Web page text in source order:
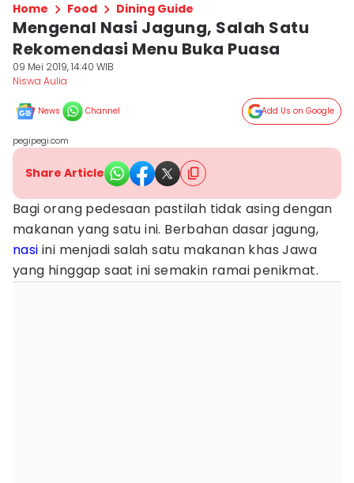
Home Food Dining Guide
Mengenal Nasi Jagung, Salah Satu
Rekomendasi Menu Buka Puasa
09 Mei 2019, 14:40 WIB
Niswa Aulia
News Channel Add Us on Google
pegipegi.com
Share Article
Bagi orang pedesaan pastilah tidak asing dengan
makanan yang satu ini. Berbahan dasar jagung,
nasi ini menjadi salah satu makanan khas Jawa
yang hinggap saat ini semakin ramai penikmat.